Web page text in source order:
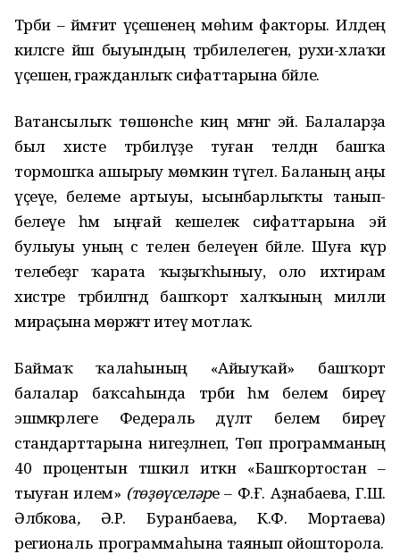
Тәрбиә – йәмғиәт үҫешенең мөһим факторы. Илдең
киләсәге йәш быуындың тәрбиәлелегенә, рухи-әхлаҡи
үҫешенә, гражданлыҡ сифаттарына бәйле.
Ватансылыҡ төшөнсәһе киң мәғәнәгә эйә. Балаларҙа
был хисте тәрбиәләүҙе туған телдән башҡа
тормошҡа ашырыу мөмкин түгел. Баланың аңы
үҫеүе, белеме артыуы, ысынбарлыҡты танып-
белеүе һәм ыңғай кешелек сифаттарына эйә
булыуы уның әсә телен белеүенә бәйле. Шуға күрә
телебеҙгә ҡарата ҡыҙыҡһыныу, оло ихтирам
хистәре тәрбиәләгәндә башҡорт халҡының милли
мираҫына мөрәжәғәт итеү мотлаҡ.
Баймаҡ ҡалаһының «Айыуҡай» башҡорт
балалар баҡсаһында тәрбиә һәм белем биреү
эшмәкәрлеге Федераль дәүләт белем биреү
стандарттарына нигеҙләнеп, Төп программаның
40 процентын тәшкил иткән «Башҡортостан –
тыуған илем» (төҙөүселәре – Ф.Ғ. Аҙнабаева, Г.Ш.
Әлбәкова, Ә.Р. Буранбаева,К.Ф. Мортаева)
региональ программаһына таянып ойошторола.